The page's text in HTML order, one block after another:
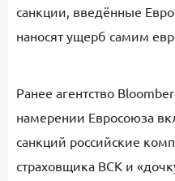
санкции, введённые
наносят ущерб самим
Ранее агентство
намерении Евросоюза
санкций российские
страховщика ВСК и